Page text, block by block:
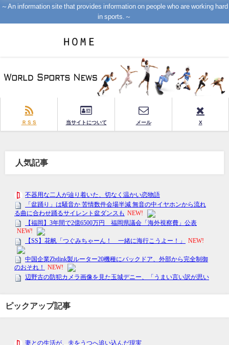
～An information site that provides information on people who are working hard
in sports.～
ＲＳＳ 当サイトについて メール X
人気記事
ピックアップ記事